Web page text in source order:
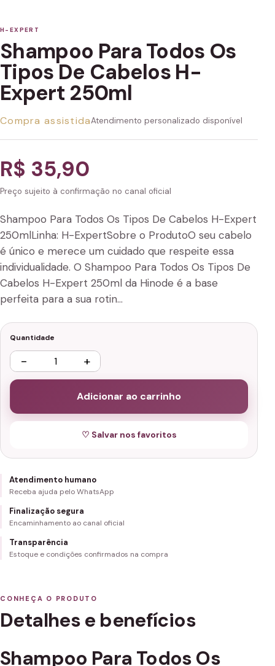
H-EXPERT
Shampoo Para Todos Os
Tipos De Cabelos H-
Expert 250ml
Compra assistidaAtendimento personalizado disponível
R$ 35,90
Preço sujeito à confirmação no canal oficial
Shampoo Para Todos Os Tipos De Cabelos H-Expert
250mlLinha: H-ExpertSobre o ProdutoO seu cabelo
é único e merece um cuidado que respeite essa
individualidade. O Shampoo Para Todos Os Tipos De
Cabelos H-Expert 250ml da Hinode é a base
perfeita para a sua rotin…
Quantidade
− +
Adicionar ao carrinho
♡ Salvar nos favoritos
Atendimento humano
Receba ajuda pelo WhatsApp
Finalização segura
Encaminhamento ao canal oficial
Transparência
Estoque e condições confirmados na compra
CONHEÇA O PRODUTO
Detalhes e benefícios
Shampoo Para Todos Os